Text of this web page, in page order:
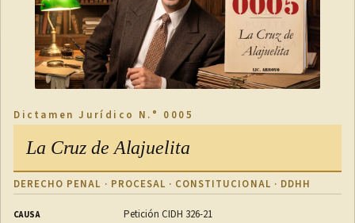
Dictamen Jurídico N.° 0005
La Cruz de Alajuelita
DERECHO PENAL · PROCESAL · CONSTITUCIONAL · DDHH
CAUSA Petición CIDH 326-21